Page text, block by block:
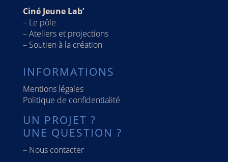
Ciné Jeune Lab’
– Le pôle
–Ateliers et projections
– Soutien à la création
INFORMATIONS
Mentions légales
Politique de confidentialité
UN PROJET ?
UNE QUESTION ?
– Nous contacter